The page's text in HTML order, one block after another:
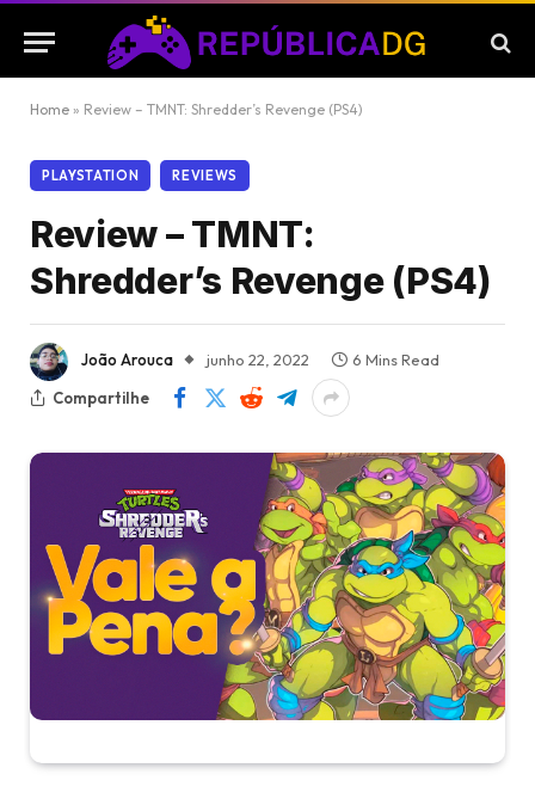
Home » Review – TMNT: Shredder’s Revenge (PS4)
PLAYSTATION REVIEWS
Review – TMNT:
Shredder’s Revenge (PS4)
João Arouca junho 22, 2022
6 Mins Read
Compartilhe